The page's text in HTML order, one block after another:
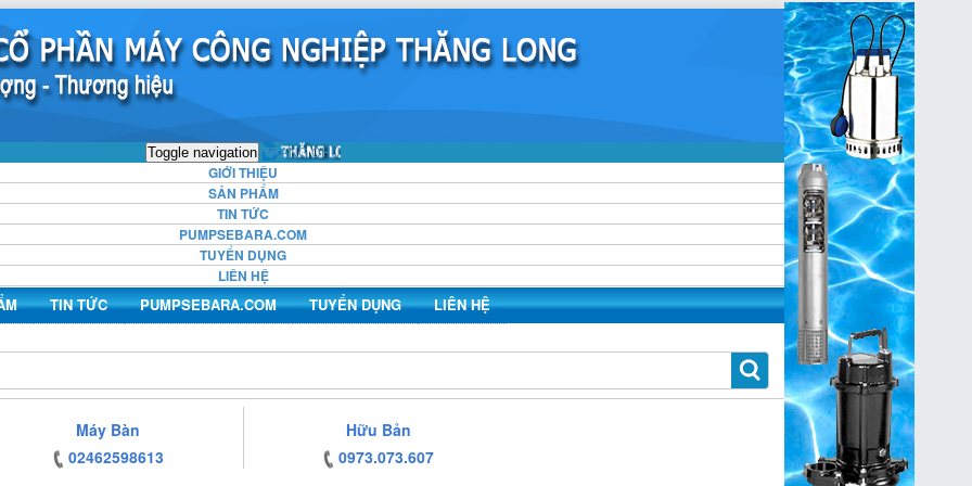
Toggle navigation TRANG CHỦ
GIỚI THIỆU
SẢN PHẨM
TIN TỨC
PUMPSEBARA.COM
TUYỂN DỤNG
LIÊN HỆ
TIN TỨC PUMPSEBARA.COM TUYỂN DỤNG LIÊN HỆ
Máy Bàn
02462598613
Hữu Bản
0973.073.607
https:/www.high-
endrolex.com/13